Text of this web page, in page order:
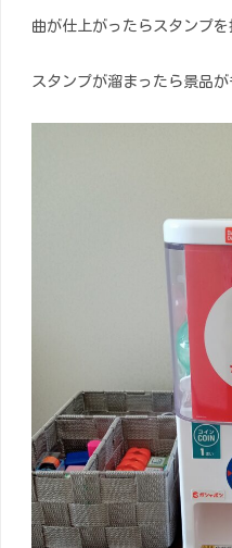
曲が仕上がったらスタンプ
スタンプが溜まったら景品